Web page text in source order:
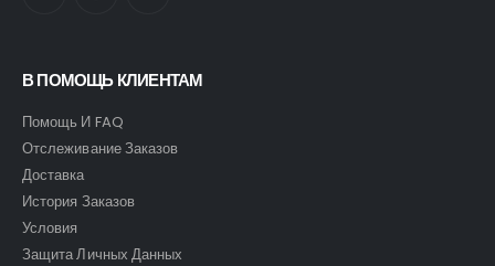
В ПОМОЩЬ КЛИЕНТАМ
Помощь И FAQ
Отслеживание Заказов
Доставка
История Заказов
Условия
Защита Личных Данных